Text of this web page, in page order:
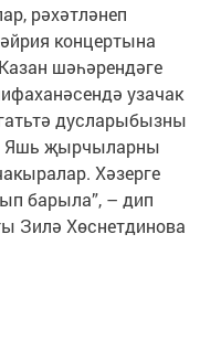
рәхәтләнеп
концертына
шәһәрендәге
узачак
дусларыбызны
Яшь җырчыларны
Хәзерге
барыла”, – дип
Зилә Хөснетдинова